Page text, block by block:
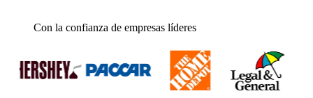
Con la confianza de empresas líderes